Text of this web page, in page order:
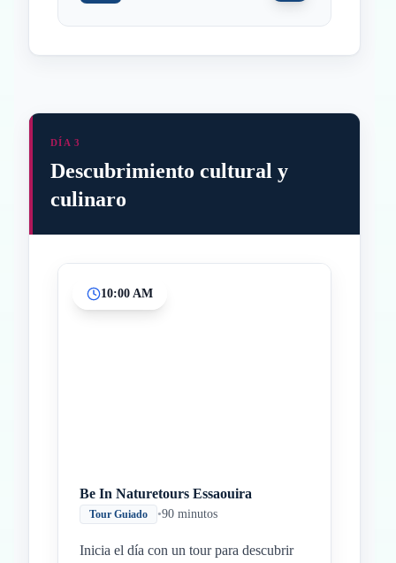
DÍA 3
Descubrimiento cultural y
culinaro
10:00 AM
Be In Naturetours Essaouira
Tour Guiado •90 minutos
Inicia el día con un tour para descubrir